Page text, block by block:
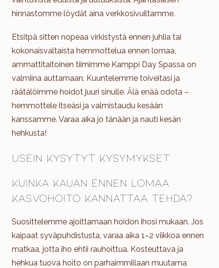
hinnastomme löydät aina verkkosivuiltamme.
Etsitpä sitten nopeaa virkistystä ennen juhlia tai
kokonaisvaltaista hemmottelua ennen lomaa,
ammattitaitoinen tiimimme Kamppi Day Spassa on
valmiina auttamaan. Kuuntelemme toiveitasi ja
räätälöimme hoidot juuri sinulle. Älä enää odota –
hemmottele itseäsi ja valmistaudu kesään
kanssamme. Varaa aika jo tänään ja nauti kesän
hehkusta!
Usein kysytyt kysymykset
Kuinka kauan ennen lomaa
kasvohoito kannattaa tehdä?
Suosittelemme ajoittamaan hoidon ihosi mukaan. Jos
kaipaat syväpuhdistusta, varaa aika 1–2 viikkoa ennen
matkaa, jotta iho ehtii rauhoittua. Kosteuttava ja
hehkua tuova hoito on parhaimmillaan muutama